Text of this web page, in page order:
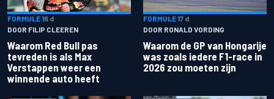
FORMULE 16 d
DOOR FILIP CLEEREN
Waarom Red Bull pas
tevreden is als Max
Verstappen weer een
winnende auto heeft
FORMULE 17 d
DOOR RONALD VORDING
Waarom de GP van Hongarije
was zoals iedere F1-race in
2026 zou moeten zijn